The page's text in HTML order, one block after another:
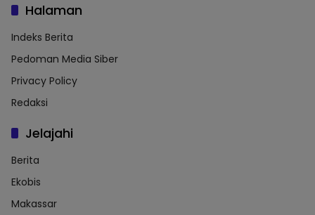
Halaman
Indeks Berita
Pedoman Media Siber
Privacy Policy
Redaksi
Jelajahi
Berita
Ekobis
Makassar